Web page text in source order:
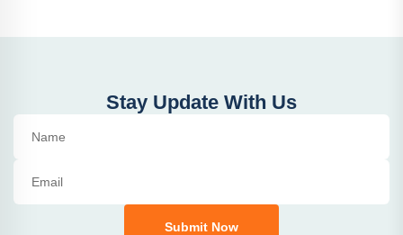
Stay Update With Us
Submit Now